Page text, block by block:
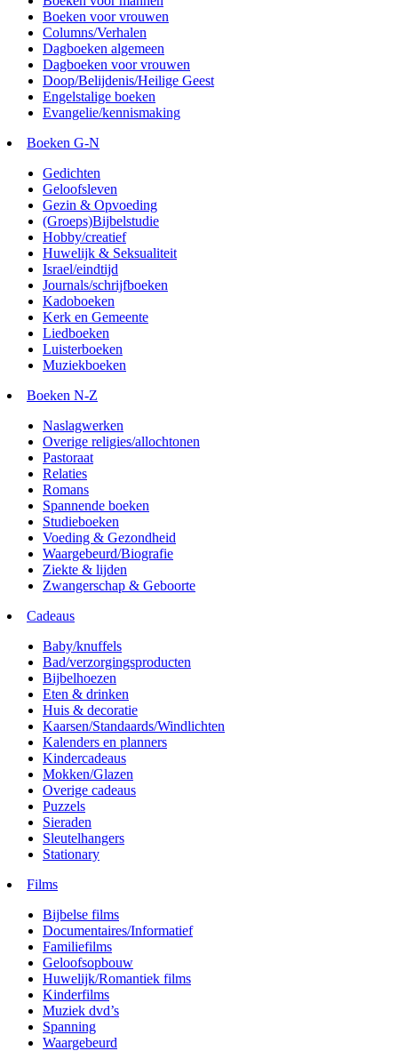
Boeken voor vrouwen
Columns/Verhalen
Dagboeken algemeen
Dagboeken voor vrouwen
Doop/Belijdenis/Heilige Geest
Engelstalige boeken
Evangelie/kennismaking
Boeken G-N
Gedichten
Geloofsleven
Gezin & Opvoeding
(Groeps)Bijbelstudie
Hobby/creatief
Huwelijk & Seksualiteit
Israel/eindtijd
Journals/schrijfboeken
Kadoboeken
Kerk en Gemeente
Liedboeken
Luisterboeken
Muziekboeken
Boeken N-Z
Naslagwerken
Overige religies/allochtonen
Pastoraat
Relaties
Romans
Spannende boeken
Studieboeken
Voeding & Gezondheid
Waargebeurd/Biografie
Ziekte & lijden
Zwangerschap & Geboorte
Cadeaus
Baby/knuffels
Bad/verzorgingsproducten
Bijbelhoezen
Eten & drinken
Huis & decoratie
Kaarsen/Standaards/Windlichten
Kalenders en planners
Kindercadeaus
Mokken/Glazen
Overige cadeaus
Puzzels
Sieraden
Sleutelhangers
Stationary
Films
Bijbelse films
Documentaires/Informatief
Familiefilms
Geloofsopbouw
Huwelijk/Romantiek films
Kinderfilms
Muziek dvd’s
Spanning
Waargebeurd